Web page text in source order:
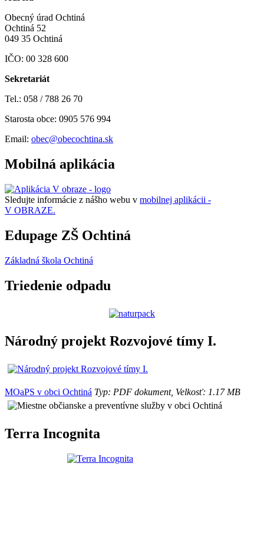
Obecný úrad Ochtiná
Ochtiná 52
049 35 Ochtiná
IČO: 00 328 600
Sekretariát
Tel.: 058 / 788 26 70
Starosta obce: 0905 576 994
Email: obec@obecochtina.sk
Mobilná aplikácia
Sledujte informácie z nášho webu v mobilnej aplikácii -
V OBRAZE.
Edupage ZŠ Ochtiná
Základná škola Ochtiná
Triedenie odpadu
Národný projekt Rozvojové tímy I.
MOaPS v obci Ochtiná Typ: PDF dokument, Velkosť: 1.17 MB
Terra Incognita